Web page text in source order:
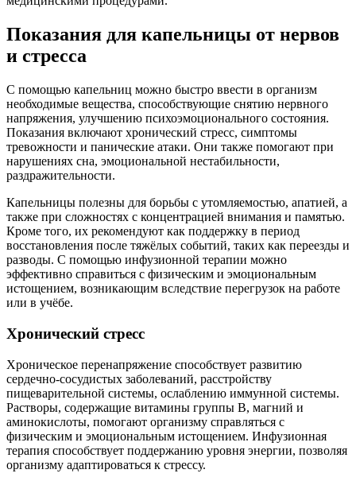
Показания для капельницы от нервов
и стресса
С помощью капельниц можно быстро ввести в организм
необходимые вещества, способствующие снятию нервного
напряжения, улучшению психоэмоционального состояния.
Показания включают хронический стресс, симптомы
тревожности и панические атаки. Они также помогают при
нарушениях сна, эмоциональной нестабильности,
раздражительности.
Капельницы полезны для борьбы с утомляемостью, апатией, а
также при сложностях с концентрацией внимания и памятью.
Кроме того, их рекомендуют как поддержку в период
восстановления после тяжёлых событий, таких как переезды и
разводы. С помощью инфузионной терапии можно
эффективно справиться с физическим и эмоциональным
истощением, возникающим вследствие перегрузок на работе
или в учёбе.
Хронический стресс
Хроническое перенапряжение способствует развитию
сердечно-сосудистых заболеваний, расстройству
пищеварительной системы, ослаблению иммунной системы.
Растворы, содержащие витамины группы B, магний и
аминокислоты, помогают организму справляться с
физическим и эмоциональным истощением. Инфузионная
терапия способствует поддержанию уровня энергии, позволяя
организму адаптироваться к стрессу.